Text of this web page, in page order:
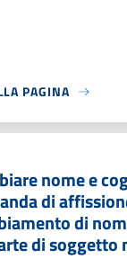
PAGINA
nome e
di
di
di soggetto